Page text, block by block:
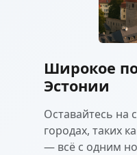
Широкое
Эстонии
Оставайтесь на
городах, таких
— всё с одним